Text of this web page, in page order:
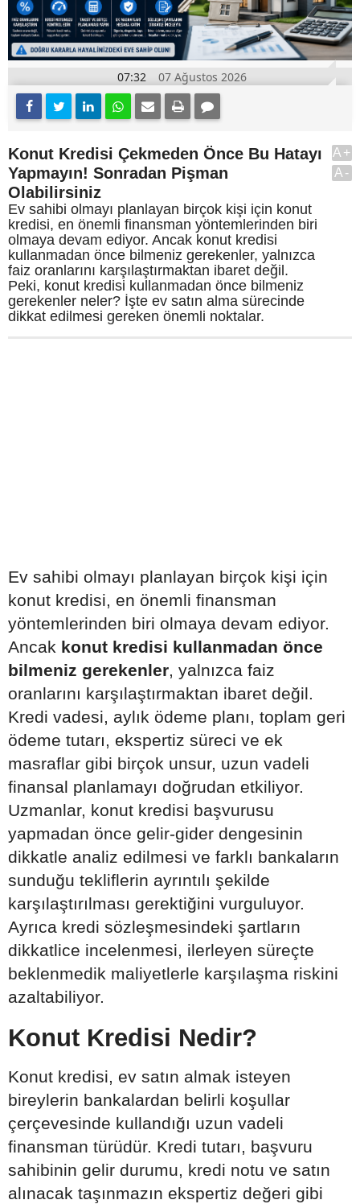
07:32 07 Ağustos 2026
Konut Kredisi Çekmeden Önce Bu Hatayı
Yapmayın! Sonradan Pişman
Olabilirsiniz
Ev sahibi olmayı planlayan birçok kişi için konut
kredisi, en önemli finansman yöntemlerinden biri
olmaya devam ediyor. Ancak konut kredisi
kullanmadan önce bilmeniz gerekenler, yalnızca
faiz oranlarını karşılaştırmaktan ibaret değil.
Peki, konut kredisi kullanmadan önce bilmeniz
gerekenler neler? İşte ev satın alma sürecinde
dikkat edilmesi gereken önemli noktalar.
A+
A-
Ev sahibi olmayı planlayan birçok kişi için
konut kredisi, en önemli finansman
yöntemlerinden biri olmaya devam ediyor.
Ancak konut kredisi kullanmadan önce
bilmeniz gerekenler, yalnızca faiz
oranlarını karşılaştırmaktan ibaret değil.
Kredi vadesi, aylık ödeme planı, toplam geri
ödeme tutarı, ekspertiz süreci ve ek
masraflar gibi birçok unsur, uzun vadeli
finansal planlamayı doğrudan etkiliyor.
Uzmanlar, konut kredisi başvurusu
yapmadan önce gelir-gider dengesinin
dikkatle analiz edilmesi ve farklı bankaların
sunduğu tekliflerin ayrıntılı şekilde
karşılaştırılması gerektiğini vurguluyor.
Ayrıca kredi sözleşmesindeki şartların
dikkatlice incelenmesi, ilerleyen süreçte
beklenmedik maliyetlerle karşılaşma riskini
azaltabiliyor.
Konut Kredisi Nedir?
Konut kredisi, ev satın almak isteyen
bireylerin bankalardan belirli koşullar
çerçevesinde kullandığı uzun vadeli
finansman türüdür. Kredi tutarı, başvuru
sahibinin gelir durumu, kredi notu ve satın
alınacak taşınmazın ekspertiz değeri gibi